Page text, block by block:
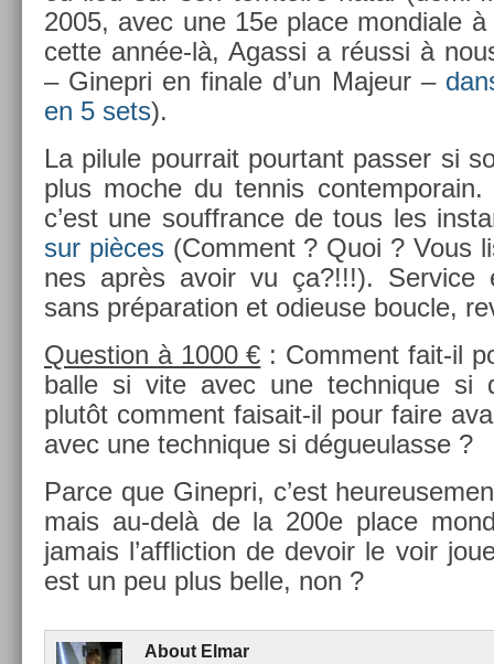
2005, avec une 15e place mon­diale
cette année-là, Agas­si a réussi à
– Ginep­ri en fin­ale d’un Majeur –
en 5 sets).
La pilule pour­rait pour­tant pass­er si
plus moche du ten­nis
c’est une souffran­ce de tous les
sur pièces(Com­ment ? Quoi ? Vous
nes après avoir vu ça?!!!). Ser­vice
sans prépara­tion et odieuse bouc­le,
Ques­tion à 1000 € : Com­ment fait-il
balle si vite avec une tech­nique si
plutôt com­ment faisait-il pour faire
avec une tech­nique si dégueulas­se ?
Parce que Ginep­ri, c’est
mais au-delà de la 200e place
jamais l’afflic­tion de de­voir le voir
est un peu plus belle, non ?
About Elmar